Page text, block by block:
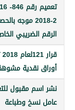
تعميم رقم 846- 16 ص تاريخ 1-
2-2018 موجه بالحصول على
الخاص بعملائها
قرار 121لعام 2018 تسديد قيمة
مشوهة
مقبول للتعيين لوظيفة
وطباعة